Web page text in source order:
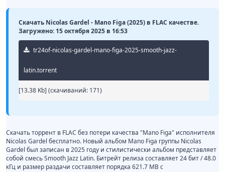
Скачать Nicolas Gardel - Mano Figa (2025) в FLAC качестве.
Загружено: 15 октября 2025 в 16:53
tr24of-nicolas-gardel-mano-figa-2025-smooth-jazz-
latin.torrent
[13.38 Kb] (cкачиваний: 171)
Скачать торрент в FLAC без потери качества "Mano Figa" исполнителя
Nicolas Gardel бесплатно. Новый альбом Mano Figa группы Nicolas
Gardel был записан в 2025 году и стилистически альбом представляет
собой смесь Smooth Jazz Latin. Битрейт релиза составляет 24 бит / 48.0
кГц и размер раздачи составляет порядка 621.7 MB с